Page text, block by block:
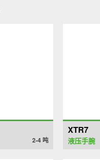
2-4 吨
XTR7
液压手腕